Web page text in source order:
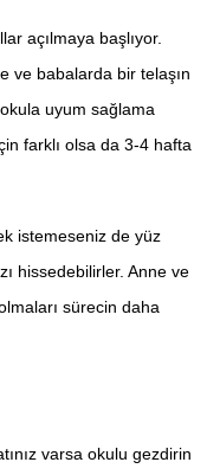
açılmaya başlıyor.
ve babalarda bir telaşın
uyum sağlama
farklı olsa da 3-4 hafta
istemeseniz de yüz
hissedebilirler. Anne ve
sürecin daha
varsa okulu gezdirin